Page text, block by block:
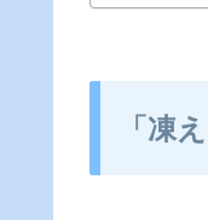
「凍